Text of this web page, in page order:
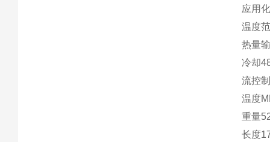
应用
温度
热量
冷却
流控
温度
重量
长度